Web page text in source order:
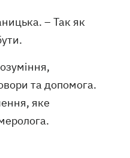
– Так як
та допомога.
яке